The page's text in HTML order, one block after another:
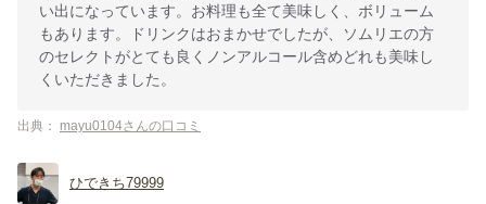
い出になっています。お料理も全て美味しく、ボリューム
もあります。ドリンクはおまかせでしたが、ソムリエの方
のセレクトがとても良くノンアルコール含めどれも美味し
くいただきました。
出典： mayu0104さんの口コミ
ひできち79999